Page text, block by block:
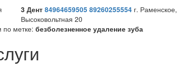
3 Дент 84964659505 89260255554 г. Раменское,
Высоковольтная 20
по метке: безболезненное удаление зуба